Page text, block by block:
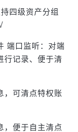
四级资产分组
端口监听：对端
行记录、便于清
，可清点特权账
，便于自主清点